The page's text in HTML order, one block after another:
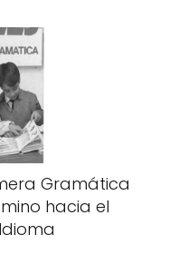
Gramática
hacia el